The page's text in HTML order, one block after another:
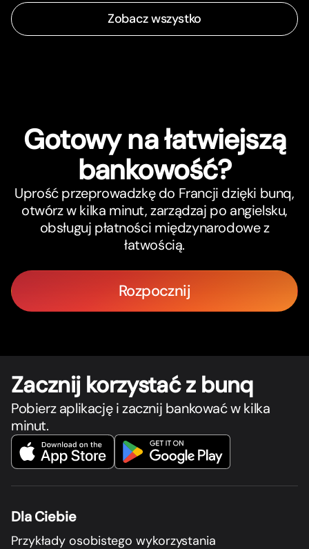
Zobacz wszystko
Gotowy na łatwiejszą
bankowość?
Uprość przeprowadzkę do Francji dzięki bunq,
otwórz w kilka minut, zarządzaj po angielsku,
obsługuj płatności międzynarodowe z
łatwością.
Rozpocznij
Zacznij korzystać z bunq
Pobierz aplikację i zacznij bankować w kilka
minut.
Dla Ciebie
Przykłady osobistego wykorzystania